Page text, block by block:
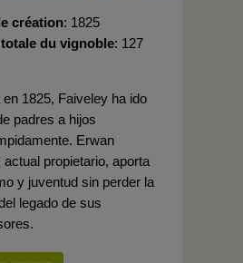
création 1825
du vignoble 127
en 1825, Faiveley ha ido
padres a hijos
Erwan
actual propietario, aporta
y juventud sin perder la
legado de sus